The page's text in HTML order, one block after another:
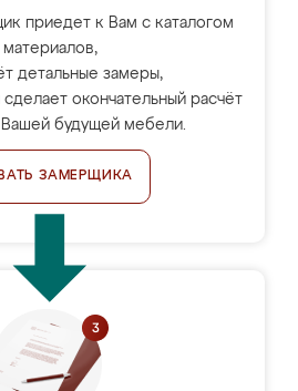
приедет к Вам с каталогом
материалов,
детальные замеры,
окончательный расчёт
будущей мебели.
ЗАМЕРЩИКА